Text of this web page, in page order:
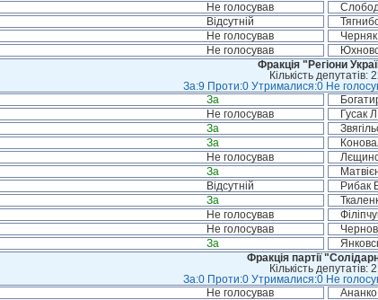
Не голосував
Відсутній
Не голосував
Не голосував
Фракція "Регіони
Кількість депутатів:
За:9 Проти:0 Утрималися:0 Не
За
Не голосував Гусак
За
За
Не голосував
За
Відсутній Рибак
За
Не голосував
Не голосував
За
Фракція партії
Кількість депутатів:
За:0 Проти:0 Утрималися:0 Не
Не голосував